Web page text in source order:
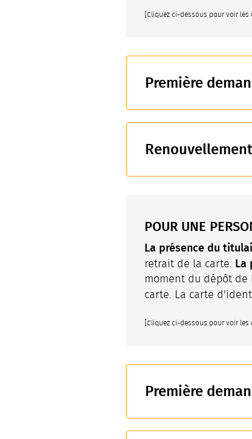
[Cliquez ci-dessous pour voir les
Première
POUR UNE
La présence du
retrait de la carte. La
moment du dépôt
carte. La carte
[Cliquez ci-dessous pour voir les
Première